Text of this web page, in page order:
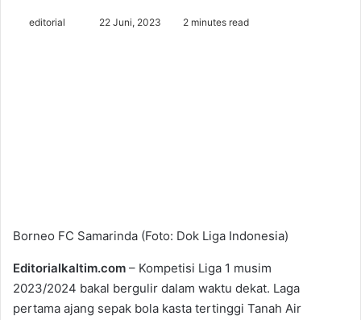
editorial 22 Juni, 2023 2 minutes read
Borneo FC Samarinda (Foto: Dok Liga Indonesia)
Editorialkaltim.com – Kompetisi Liga 1 musim
2023/2024 bakal bergulir dalam waktu dekat. Laga
pertama ajang sepak bola kasta tertinggi Tanah Air